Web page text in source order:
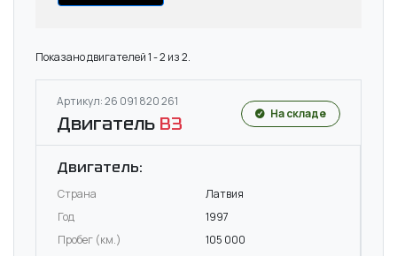
Показано двигателей 1 - 2 из 2.
Артикул: 26 091 820 261
Двигатель B3 На складе
Двигатель:
Страна
Латвия
Год
1997
Пробег (км.)
105 000